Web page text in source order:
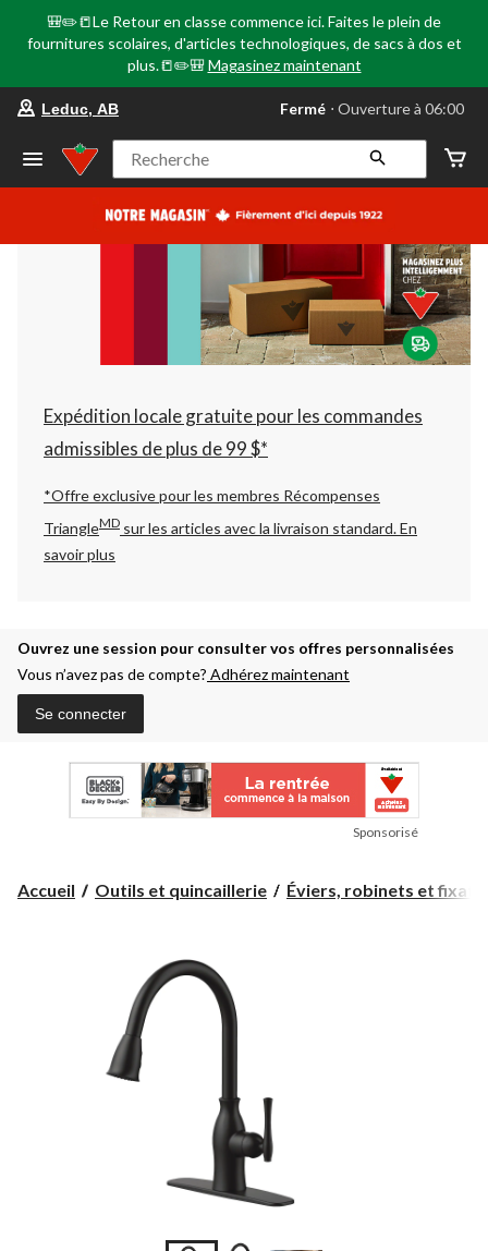
🎒✏️📒Le Retour en classe commence ici. Faites le plein de
fournitures scolaires, d'articles technologiques, de sacs à dos et
plus.📒✏️🎒 Magasinez maintenant
votre
préféré
Leduc,
AB,
courament
Ouverture
à
06:00
cliquer
pour
changer
Leduc, AB Fermé ⋅ Ouverture à 06:00
Recherche
Expédition locale gratuite pour les commandes
admissibles de plus de 99 $*
*Offre exclusive pour les membres Récompenses
TriangleMD sur les articles avec la livraison standard.En
savoir plus
Ouvrez une session pour consulter vos offres personnalisées
Vous n’avez pas de compte? Adhérez maintenant
Se connecter
Sponsorisé
Accueil Outils et quincaillerie Éviers, robinets et